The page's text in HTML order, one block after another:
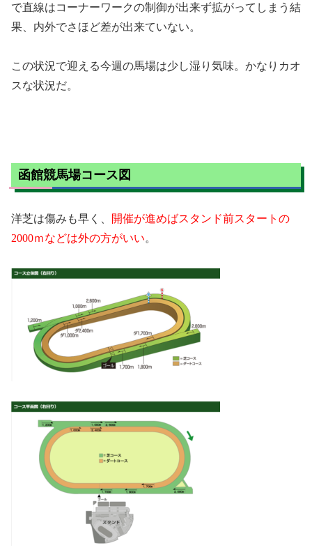
で直線はコーナーワークの制御が出来ず拡がってしまう結
果、内外でさほど差が出来ていない。
この状況で迎える今週の馬場は少し湿り気味。かなりカオ
スな状況だ。
函館競馬場コース図
洋芝は傷みも早く、
開催が進めばスタンド前スタートの
2000ｍなどは外の方がいい。